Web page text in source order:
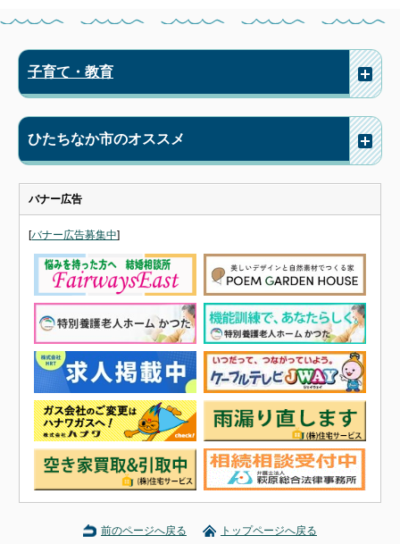
子育て・教育
ひたちなか市のオススメ
バナー広告
[バナー広告募集中]
前のページへ戻る トップページへ戻る